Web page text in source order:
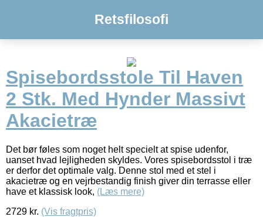
Retsfilosofi
Spisebordsstole Til Haven
2 Stk. Med Hynder Massivt
Akacietræ
Det bør føles som noget helt specielt at spise udenfor,
uanset hvad lejligheden skyldes. Vores spisebordsstol i træ
er derfor det optimale valg. Denne stol med et stel i
akacietræ og en vejrbestandig finish giver din terrasse eller
have et klassisk look, (Læs mere)
2729 kr. (Vis fragtpris)